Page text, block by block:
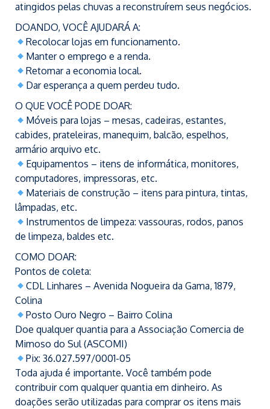
atingidos pelas chuvas a reconstruírem seus negócios.
DOANDO, VOCÊ AJUDARÁ A:
Recolocar lojas em funcionamento.
Manter o emprego e a renda.
Retomar a economia local.
Dar esperança a quem perdeu tudo.
O QUE VOCÊ PODE DOAR:
Móveis para lojas – mesas, cadeiras, estantes,
cabides, prateleiras, manequim, balcão, espelhos,
armário arquivo etc.
Equipamentos – itens de informática, monitores,
computadores, impressoras, etc.
Materiais de construção – itens para pintura, tintas,
lâmpadas, etc.
Instrumentos de limpeza: vassouras, rodos, panos
de limpeza, baldes etc.
COMO DOAR:
Pontos de coleta:
CDL Linhares – Avenida Nogueira da Gama, 1879,
Colina
Posto Ouro Negro – Bairro Colina
Doe qualquer quantia para a Associação Comercia de
Mimoso do Sul (ASCOMI)
Pix: 36.027.597/0001-05
Toda ajuda é importante. Você também pode
contribuir com qualquer quantia em dinheiro. As
doações serão utilizadas para comprar os itens mais